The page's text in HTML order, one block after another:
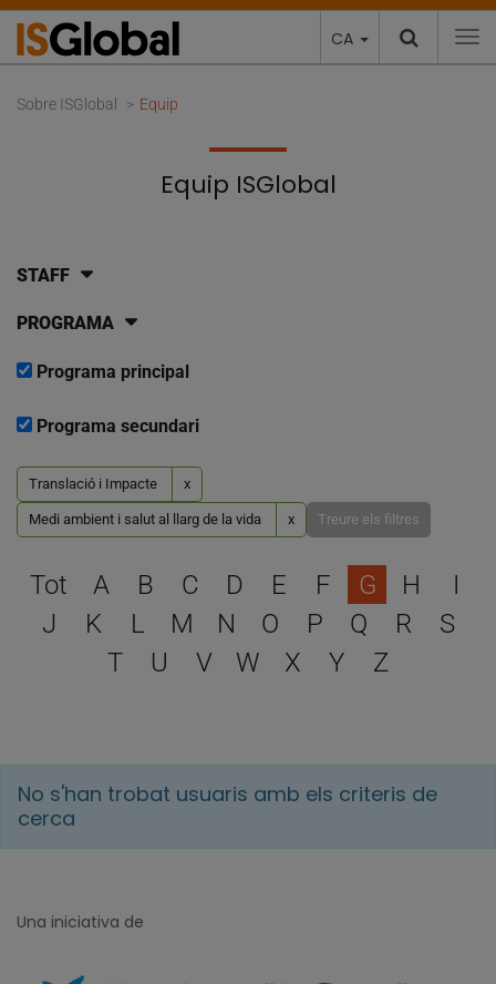
CA
Sobre ISGlobal Equip
Equip ISGlobal
STAFF
PROGRAMA
Programa principal
Programa secundari
Translació i Impacte x
Medi ambient i salut al llarg de la vida x Treure els filtres
Escull una lletra per filtrar
Tot A B C D E F G H
I
J
K L M N O P Q R
S
T
U V W X Y Z
No s'han trobat usuaris amb els criteris de
cerca
Una iniciativa de